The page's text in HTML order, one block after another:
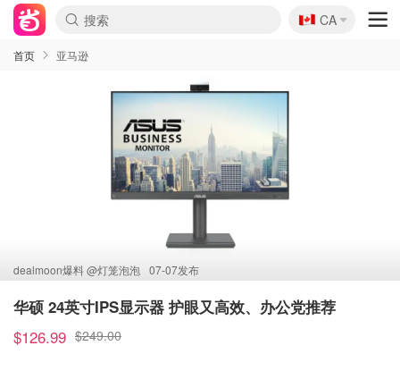
🇨🇦
CA
首页 亚马逊
dealmoon爆料 @灯笼泡泡 07-07发布
华硕 24英寸IPS显示器 护眼又高效、办公党推荐
$126.99 $249.00